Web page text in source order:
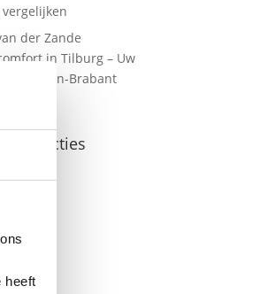
heeft
der Zande
in Tilburg – Uw
in Midden-Brabant
reacties